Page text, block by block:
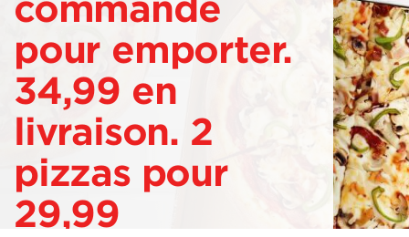
commande
pour emporter.
34,99 en
livraison. 2
pizzas pour
29,99